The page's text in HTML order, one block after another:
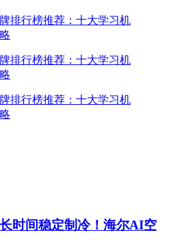
时间稳定制冷！海尔AI空